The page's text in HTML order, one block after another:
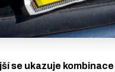
se ukazuje